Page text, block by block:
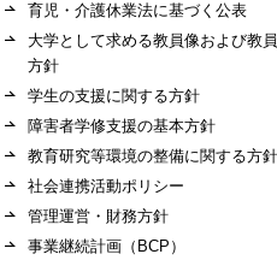
育児・介護休業法に基づく公表
大学として求める教員像および教
方針
学生の支援に関する方針
障害者学修支援の基本方針
教育研究等環境の整備に関する方針
社会連携活動ポリシー
管理運営・財務方針
事業継続計画（BCP）